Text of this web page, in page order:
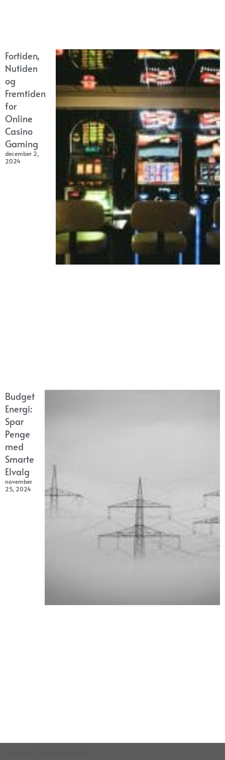
Fortiden,
Nutiden
og
Fremtiden
for
Online
Casino
Gaming
december 2,
2024
Budget
Energi:
Spar
Penge
med
Smarte
Elvalg
november
25, 2024